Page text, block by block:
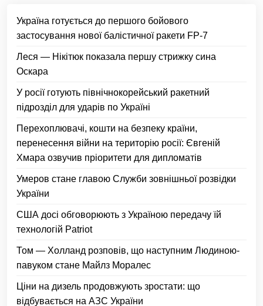
Україна готується до першого бойового
застосування нової балістичної ракети FP-7
Леся — Нікітюк показала першу стрижку сина
Оскара
У росії готують північнокорейський ракетний
підрозділ для ударів по Україні
Перехоплювачі, кошти на безпеку країни,
перенесення війни на територію росії: Євгеній
Хмара озвучив пріоритети для дипломатів
Умеров стане главою Служби зовнішньої розвідки
України
США досі обговорюють з Україною передачу їй
технологій Patriot
Том — Холланд розповів, що наступним Людиною-
павуком стане Майлз Моралес
Ціни на дизель продовжують зростати: що
відбувається на АЗС України